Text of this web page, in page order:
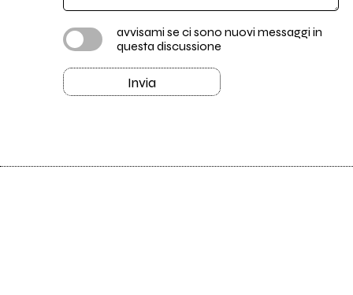
avvisami se ci sono nuovi messaggi in
questa discussione
Invia